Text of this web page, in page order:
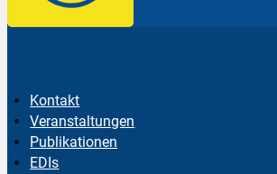
Kontakt
Veranstaltungen
Publikationen
EDIs